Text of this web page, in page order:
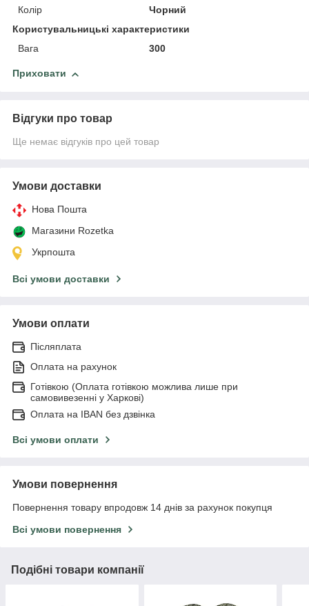
Колір
Чорний
Користувальницькі характеристики
Вага
300
Приховати
Відгуки про товар
Ще немає відгуків про цей товар
Умови доставки
Нова Пошта
Магазини Rozetka
Укрпошта
Всі умови доставки
Умови оплати
Післяплата
Оплата на рахунок
Готівкою (Оплата готівкою можлива лише при
самовивезенні у Харкові)
Оплата на IBAN без дзвінка
Всі умови оплати
Умови повернення
Повернення товару впродовж 14 днів за рахунок покупця
Всі умови повернення
Подібні товари компанії